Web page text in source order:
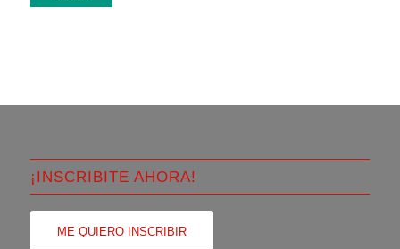
¡INSCRIBITE AHORA!
ME QUIERO INSCRIBIR